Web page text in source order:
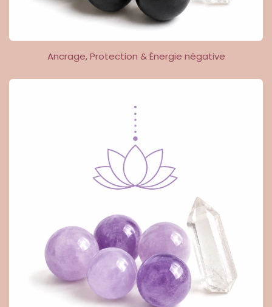
Ancrage, Protection & Énergie négative